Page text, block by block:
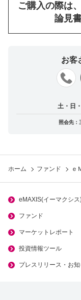
ご購入の際は
論見
お客
土・日
照会先：
ホーム ファンド ｅ
eMAXIS(イーマクシ
ファンド
マーケットレポート
投資情報ツール
プレスリリース・お